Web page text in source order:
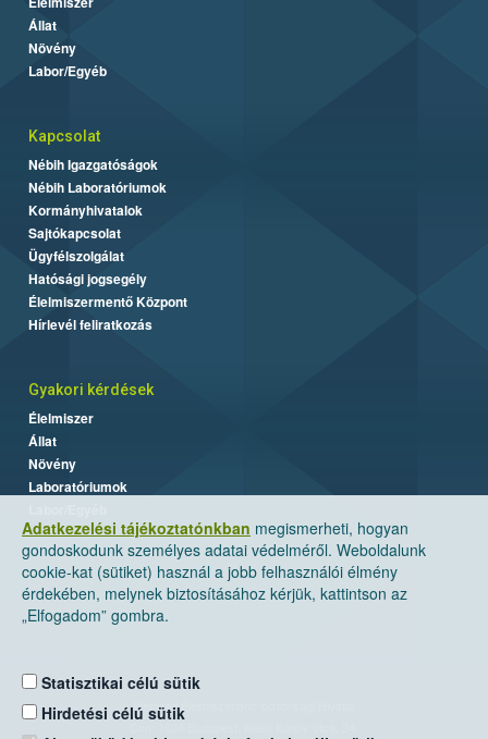
Adatkezelési tájékoztatónkban megismerheti, hogyan
gondoskodunk személyes adatai védelméről. Weboldalunk
cookie-kat (sütiket) használ a jobb felhasználói élmény
érdekében, melynek biztosításához kérjük, kattintson az
„Elfogadom” gombra.
Statisztikai célú sütik
Hirdetési célú sütik
Állat
Növény
Labor/Egyéb
Kapcsolat
Nébih Igazgatóságok
Nébih Laboratóriumok
Kormányhivatalok
Sajtókapcsolat
Ügyfélszolgálat
Hatósági jogsegély
Élelmiszermentő Központ
Hírlevél feliratkozás
Gyakori kérdések
Élelmiszer
Állat
Növény
Laboratóriumok
Nemzeti Élelmiszerlánc-biztonsági Hivatal